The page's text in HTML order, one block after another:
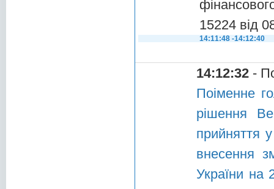
15224 від
14:11:48 -14:12:40
14:12:32 -
Поіменне
рішення
прийняття
внесення
України на